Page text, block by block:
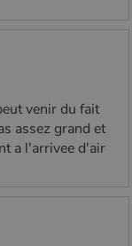
venir du fait
assez grand et
a l'arrivee d'air